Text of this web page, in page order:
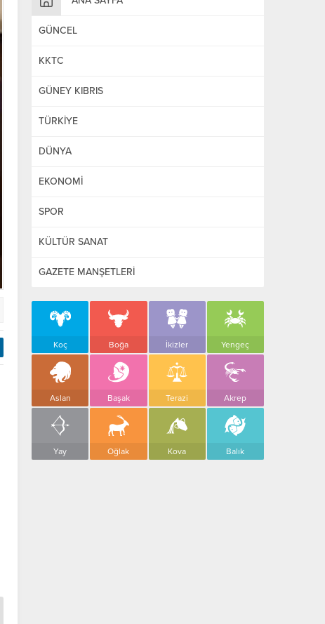
GÜNCEL
KKTC
GÜNEY KIBRIS
TÜRKİYE
DÜNYA
EKONOMİ
SPOR
KÜLTÜR SANAT
GAZETE MANŞETLERİ
Koç Boğa İkizler Yengeç
Aslan Başak Terazi Akrep
Yay Oğlak Kova Balık